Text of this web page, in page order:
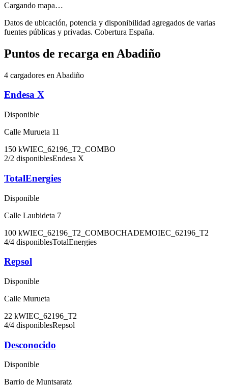
Cargando mapa…
Datos de ubicación, potencia y disponibilidad agregados de varias
fuentes públicas y privadas. Cobertura España.
Puntos de recarga en Abadiño
4 cargadores en Abadiño
Endesa X
Disponible
Calle Murueta 11
150 kWIEC_62196_T2_COMBO
2/2 disponiblesEndesa X
TotalEnergies
Disponible
Calle Laubideta 7
100 kWIEC_62196_T2_COMBOCHADEMOIEC_62196_T2
4/4 disponiblesTotalEnergies
Repsol
Disponible
Calle Murueta
22 kWIEC_62196_T2
4/4 disponiblesRepsol
Desconocido
Disponible
Barrio de Muntsaratz